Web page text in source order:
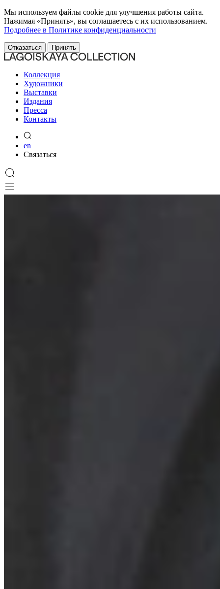
Мы используем файлы cookie для улучшения работы сайта.
Нажимая «Принять», вы соглашаетесь с их использованием.
Подробнее в Политике конфиденциальности
Отказаться Принять
Коллекция
Художники
Выставки
Издания
Пресса
Контакты
en
Связаться